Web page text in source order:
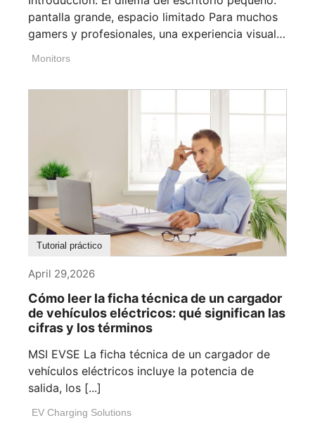
pantalla grande, espacio limitado Para muchos
gamers y profesionales, una experiencia visual
Monitors
Tutorial práctico
April 29,2026
Cómo leer la ficha técnica de un cargador
de vehículos eléctricos: qué significan las
cifras y los términos
MSI EVSE La ficha técnica de un cargador de
vehículos eléctricos incluye la potencia de
salida, los [...]
EV Charging Solutions